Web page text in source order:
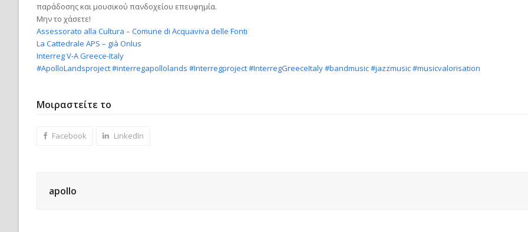
παράδοσης και μουσικού πανδοχείου επευφημία.
Μην το χάσετε!
Assessorato alla Cultura – Comune di Acquaviva delle Fonti
La Cattedrale APS – già Onlus
Interreg V-A Greece-Italy
#ApolloLandsproject#interregapollolands #Interregproject#InterregGreeceItaly#bandmusic#jazzmusic#musicvalorisation
Μοιραστείτε το
Facebook LinkedIn
apollo